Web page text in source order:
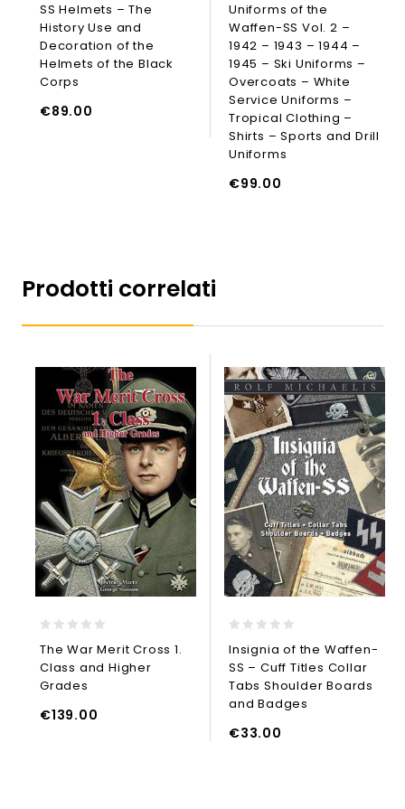
out
of
5
SS Helmets – The
History Use and
Decoration of the
Helmets of the Black
Corps
€89.00
out
of
5
Uniforms of the
Waffen-SS Vol. 2 –
1942 – 1943 – 1944 –
1945 – Ski Uniforms –
Overcoats – White
Service Uniforms –
Tropical Clothing –
Shirts – Sports and Drill
Uniforms
€99.00
AGGIUNGI AL CARRELLO
Prodotti correlati
out
of
5
The War Merit Cross 1.
Class and Higher
Grades
€139.00
out
of
5
Insignia of the Waffen-
SS – Cuff Titles Collar
Tabs Shoulder Boards
and Badges
€33.00
AL CARRELLO AGGIUNGI AL CARRELLO